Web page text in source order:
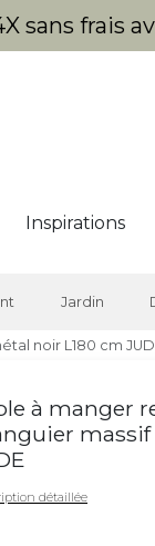
sans frais
Inspirations
Jardin
noir L180 cm
à manger
massif
détaillée